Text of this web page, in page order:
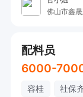
佛山市鑫
配料员
6000-
容桂 社保